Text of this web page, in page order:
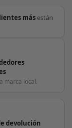
más están
marca local.
devolución